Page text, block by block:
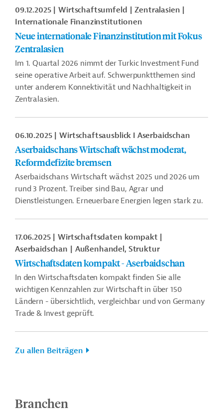
09.12.2025 Wirtschaftsumfeld
Zentralasien
Internationale Finanzinstitutionen
Neue internationale Finanzinstitution mit Fokus
Zentralasien
Im 1. Quartal 2026 nimmt der Turkic Investment Fund
seine operative Arbeit auf. Schwerpunktthemen sind
unter anderem Konnektivität und Nachhaltigkeit in
Zentralasien.
06.10.2025 Wirtschaftsausblick I Aserbaidschan
Aserbaidschans Wirtschaft wächst moderat,
Reformdefizite bremsen
Aserbaidschans Wirtschaft wächst 2025 und 2026 um
rund 3 Prozent. Treiber sind Bau, Agrar und
Dienstleistungen. Erneuerbare Energien legen stark zu.
17.06.2025
Wirtschaftsdaten kompakt
Aserbaidschan
Außenhandel, Struktur
Wirtschaftsdaten kompakt - Aserbaidschan
In den Wirtschaftsdaten kompakt finden Sie alle
wichtigen Kennzahlen zur Wirtschaft in über 150
Ländern - übersichtlich, vergleichbar und von Germany
Trade & Invest geprüft.
Zu allen Beiträgen
Branchen